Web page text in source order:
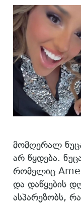
მომღერალ
არ წყდება.
რომელიც
და დაწყების
ასპარეზობს,